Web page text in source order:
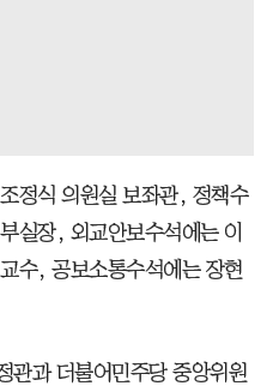
정식 의원실 보좌관, 정책수
실장, 외교안보수석에는 이
수, 공보소통수석에는 장현
관과 더불어민주당 중앙위원